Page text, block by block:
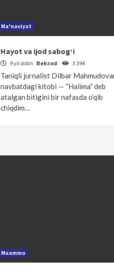
Ma'naviyat
Hayot va ijod sabog‘i
9 yil oldin Behzod 3 394
Taniqli jurnalist Dilbar
navbatdagi kitobi — “Halima” deb
atalgan bitigini bir nafasda o‘qib
chiqdim…
Muammo